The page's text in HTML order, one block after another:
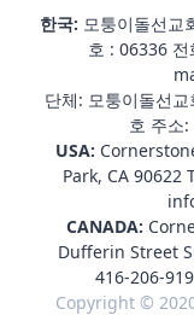
한국: 모퉁이돌선교
호 : 06336 전
단체: 모퉁이돌선
호 주소
USA:
Park, CA 90622
CANADA:
Dufferin Street
416-206-
Copyright ©